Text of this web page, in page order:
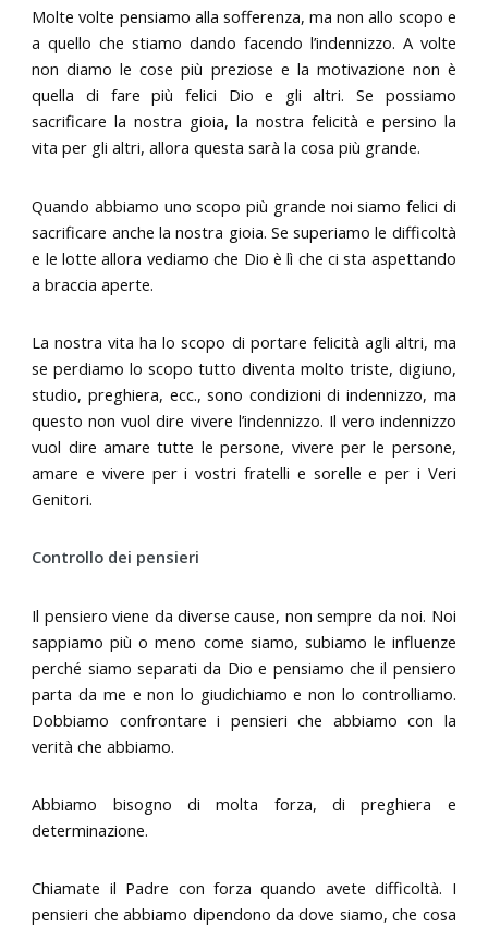
Molte volte pensiamo alla sofferenza, ma non allo scopo e
a quello che stiamo dando facendo l’indennizzo. A volte
non diamo le cose più preziose e la motivazione non è
quella di fare più felici Dio e gli altri. Se possiamo
sacrificare la nostra gioia, la nostra felicità e persino la
vita per gli altri, allora questa sarà la cosa più grande.
Quando abbiamo uno scopo più grande noi siamo felici di
sacrificare anche la nostra gioia. Se superiamo le difficoltà
e le lotte allora vediamo che Dio è lì che ci sta aspettando
a braccia aperte.
La nostra vita ha lo scopo di portare felicità agli altri, ma
se perdiamo lo scopo tutto diventa molto triste, digiuno,
studio, preghiera, ecc., sono condizioni di indennizzo, ma
questo non vuol dire vivere l’indennizzo. Il vero indennizzo
vuol dire amare tutte le persone, vivere per le persone,
amare e vivere per i vostri fratelli e sorelle e per i Veri
Genitori.
Controllo dei pensieri
Il pensiero viene da diverse cause, non sempre da noi. Noi
sappiamo più o meno come siamo, subiamo le influenze
perché siamo separati da Dio e pensiamo che il pensiero
parta da me e non lo giudichiamo e non lo controlliamo.
Dobbiamo confrontare i pensieri che abbiamo con la
verità che abbiamo.
Abbiamo bisogno di molta forza, di preghiera e
determinazione.
Chiamate il Padre con forza quando avete difficoltà. I
pensieri che abbiamo dipendono da dove siamo, che cosa